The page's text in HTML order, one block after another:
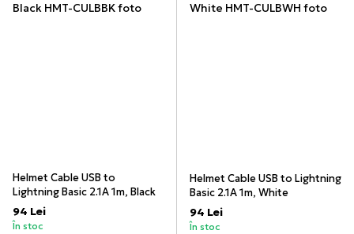
Helmet Cable USB to
Lightning Basic 2.1A 1m, Black
94 Lei
În stoc
Helmet Cable USB to Lightning
Basic 2.1A 1m, White
94 Lei
În stoc